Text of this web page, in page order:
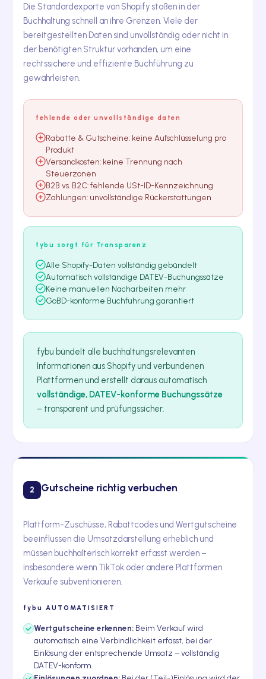
Die Standardexporte von Shopify stoßen in der
Buchhaltung schnell an ihre Grenzen. Viele der
bereitgestellten Daten sind unvollständig oder nicht in
der benötigten Struktur vorhanden, um eine
rechtssichere und effiziente Buchführung zu
gewährleisten.
fehlende oder unvollständige daten
Rabatte & Gutscheine: keine Aufschlüsselung pro
Produkt
Versandkosten: keine Trennung nach
Steuerzonen
B2B vs. B2C: fehlende USt-ID-Kennzeichnung
Zahlungen: unvollständige Rückerstattungen
fybu sorgt für Transparenz
Alle Shopify-Daten vollständig gebündelt
Automatisch vollständige DATEV-Buchungssätze
Keine manuellen Nacharbeiten mehr
GoBD-konforme Buchführung garantiert
fybu bündelt alle buchhaltungsrelevanten
Informationen aus Shopify und verbundenen
Plattformen und erstellt daraus automatisch
vollständige, DATEV-konforme Buchungssätze
– transparent und prüfungssicher.
2 Gutscheine richtig verbuchen
Plattform-Zuschüsse, Rabattcodes und Wertgutscheine
beeinflussen die Umsatzdarstellung erheblich und
müssen buchhalterisch korrekt erfasst werden –
insbesondere wenn TikTok oder andere Plattformen
Verkäufe subventionieren.
fybu AUTOMATISIERT
Wertgutscheine erkennen: Beim Verkauf wird
automatisch eine Verbindlichkeit erfasst, bei der
Einlösung der entsprechende Umsatz – vollständig
DATEV-konform.